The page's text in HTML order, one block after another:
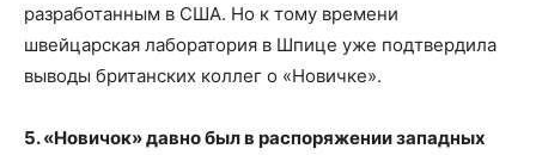
разработанным в США. Но к тому времени
швейцарская лаборатория в Шпице уже подтвердила
выводы британских коллег о «Новичке».
5. «Новичок» давно был в распоряжении западных